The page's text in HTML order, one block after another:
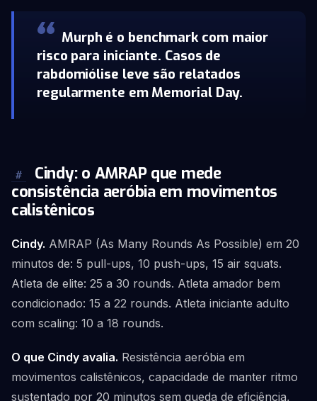
Murph é o benchmark com maior
risco para iniciante. Casos de
rabdomiólise leve são relatados
regularmente em Memorial Day.
#
Cindy: o AMRAP que mede
consistência aeróbia em movimentos
calistênicos
Cindy. AMRAP (As Many Rounds As Possible) em 20
minutos de: 5 pull-ups, 10 push-ups, 15 air squats.
Atleta de elite: 25 a 30 rounds. Atleta amador bem
condicionado: 15 a 22 rounds. Atleta iniciante adulto
com scaling: 10 a 18 rounds.
O que Cindy avalia. Resistência aeróbia em
movimentos calistênicos, capacidade de manter ritmo
sustentado por 20 minutos sem queda de eficiência,